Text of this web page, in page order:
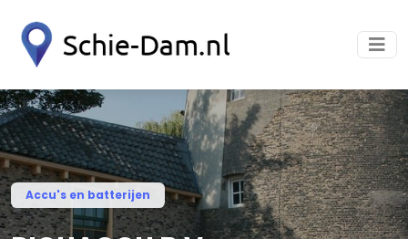
Accu's en batterijen